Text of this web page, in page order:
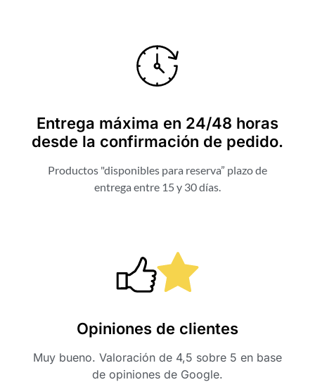
Entrega máxima en 24/48 horas
desde la confirmación de pedido.
Productos "disponibles para reserva” plazo de
entrega entre 15 y 30 días.
Opiniones de clientes
Muy bueno. Valoración de 4,5 sobre 5 en base
de opiniones de Google.